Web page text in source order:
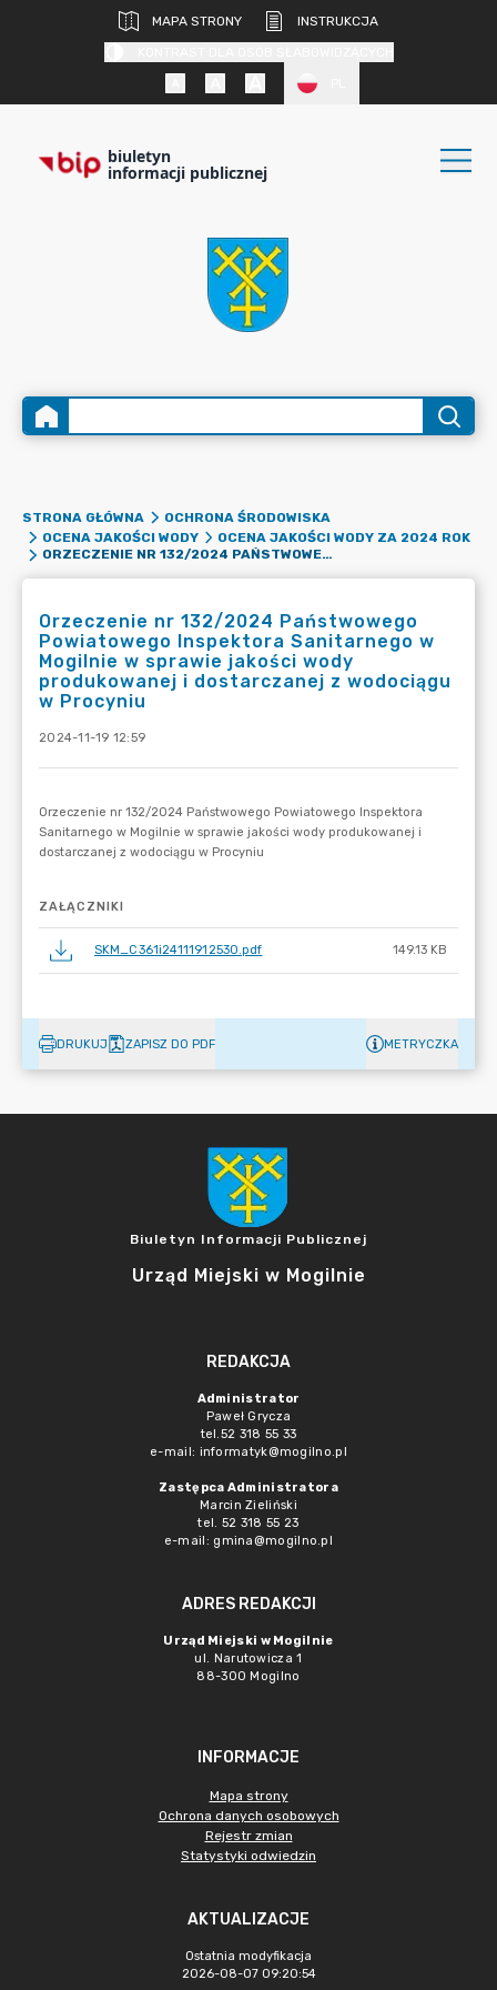
MAPA STRONY
INSTRUKCJA
biuletyn
informacji publicznej
STRONA GŁÓWNA
OCHRONA ŚRODOWISKA
OCENA JAKOŚCI WODY
OCENA JAKOŚCI WODY ZA 2024 ROK
ORZECZENIE NR 132/2024 PAŃSTWOWEGO POWIATOWEGO INSPEKTORA SANITARNEGO W MOGILNIE W SPRAWIE JAKOŚCI WODY PRODUKOWANEJ I DOSTARCZANEJ Z WODOCIĄGU W PROCYNIU
Orzeczenie nr 132/2024 Państwowego
Powiatowego Inspektora Sanitarnego w
Mogilnie w sprawie jakości wody
produkowanej i dostarczanej z wodociągu
w Procyniu
2024-11-19 12:59
ZAŁĄCZNIKI
SKM_C361i24111912530.pdf 149.13 KB
DRUKUJ ZAPISZ DO PDF METRYCZKA
Biuletyn Informacji Publicznej
Urząd Miejski w Mogilnie
REDAKCJA
Administrator
Paweł Grycza
tel.52 318 55 33
e-mail: informatyk@mogilno.pl
Zastępca Administratora
Marcin Zieliński
tel. 52 318 55 23
e-mail: gmina@mogilno.pl
ADRES REDAKCJI
Urząd Miejski w Mogilnie
ul. Narutowicza 1
88-300 Mogilno
INFORMACJE
Mapa strony
Ochrona danych osobowych
Rejestr zmian
Statystyki odwiedzin
AKTUALIZACJE
Ostatnia modyfikacja
2026-08-07 09:20:54